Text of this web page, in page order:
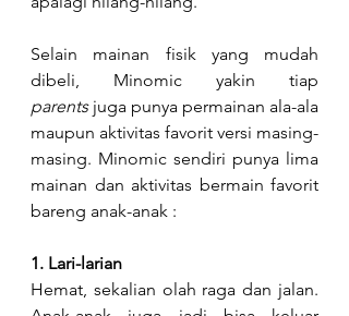
Selain mainan fisik yang mudah
parents juga punya permainan ala-ala
maupun aktivitas favorit versi masing-
masing. Minomic sendiri punya lima
mainan dan aktivitas bermain favorit
bareng anak-anak :
1. Lari-larian
Hemat, sekalian olah raga dan jalan.